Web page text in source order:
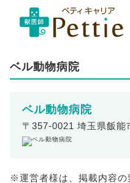
ベル動物病院
ベル動物病院
〒357-0021 埼玉県飯能
※運営者様は、掲載内容の